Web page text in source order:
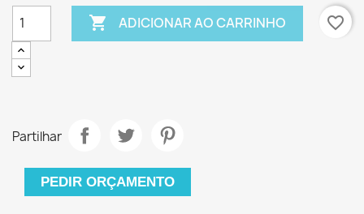
 ADICIONAR AO CARRINHO favorite_border
Partilhar
PEDIR ORÇAMENTO